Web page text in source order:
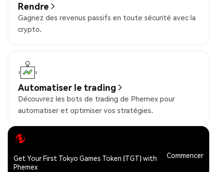
Rendre
Gagnez des revenus passifs en toute sécurité avec la
crypto.
Automatiser le trading
Découvrez les bots de trading de Phemex pour
automatiser et optimiser vos stratégies.
Get Your First Tokyo Games Token (TGT) with
Phemex
Commencer